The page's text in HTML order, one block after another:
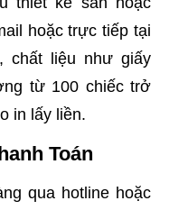
hoặc trực tiếp tại
chất liệu như giấy
từ 100 chiếc trở
in lấy liền.
Toán
qua hotline hoặc